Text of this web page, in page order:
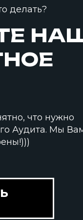
делать?
что нужно
Аудита. Мы